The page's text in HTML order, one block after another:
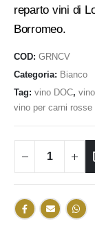
reparto vini di
Borromeo.
COD: GRNCV
Categoria: Bianco
Tag: vino DOC,
vino per carni rosse